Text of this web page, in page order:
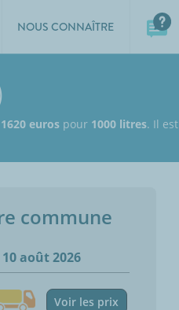
NOUS CONNAÎTRE
1620 euros pour 1000 litres. Il est
commune
août 2026
Voir les prix